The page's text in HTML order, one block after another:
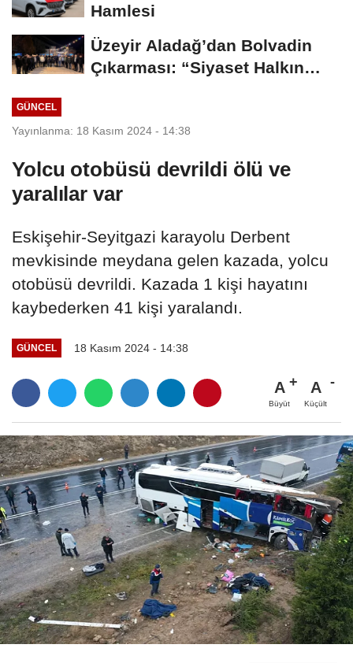
Hamlesi
Üzeyir Aladağ’dan Bolvadin
Çıkarması: “Siyaset Halkın
GÜNCEL
Yayınlanma: 18 Kasım 2024 - 14:38
Yolcu otobüsü devrildi ölü ve
yaralılar var
Eskişehir-Seyitgazi karayolu Derbent
mevkisinde meydana gelen kazada, yolcu
otobüsü devrildi. Kazada 1 kişi hayatını
kaybederken 41 kişi yaralandı.
GÜNCEL 18 Kasım 2024 - 14:38
A
Büyüt
A
Küçült